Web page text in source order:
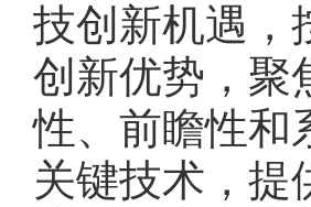
技创新机遇，
创新优势，聚
性、前瞻性和
关键技术，提